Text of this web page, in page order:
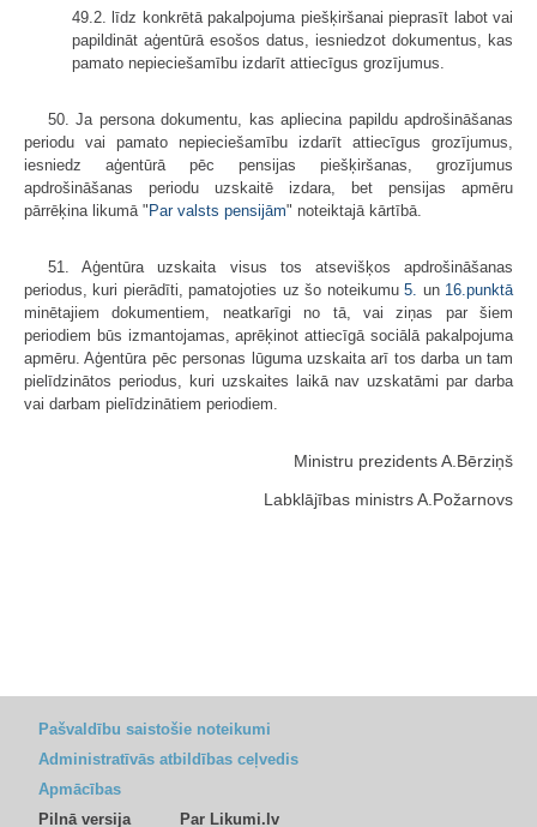
49.2. līdz konkrētā pakalpojuma piešķiršanai pieprasīt labot vai
papildināt aģentūrā esošos datus, iesniedzot dokumentus, kas
pamato nepieciešamību izdarīt attiecīgus grozījumus.
50. Ja persona dokumentu, kas apliecina papildu apdrošināšanas
periodu vai pamato nepieciešamību izdarīt attiecīgus grozījumus,
iesniedz aģentūrā pēc pensijas piešķiršanas, grozījumus
apdrošināšanas periodu uzskaitē izdara, bet pensijas apmēru
pārrēķina likumā " Par valsts pensijām" noteiktajā kārtībā.
51. Aģentūra uzskaita visus tos atsevišķos apdrošināšanas
periodus, kuri pierādīti, pamatojoties uz šo noteikumu5. un 16.punktā
minētajiem dokumentiem, neatkarīgi no tā, vai ziņas par šiem
periodiem būs izmantojamas, aprēķinot attiecīgā sociālā pakalpojuma
apmēru. Aģentūra pēc personas lūguma uzskaita arī tos darba un tam
pielīdzinātos periodus, kuri uzskaites laikā nav uzskatāmi par darba
vai darbam pielīdzinātiem periodiem.
Ministru prezidents A.Bērziņš
Labklājības ministrs A.Požarnovs
Pašvaldību saistošie noteikumi
Administratīvās atbildības ceļvedis
Apmācības
Pilnā versija
Par Likumi.lv